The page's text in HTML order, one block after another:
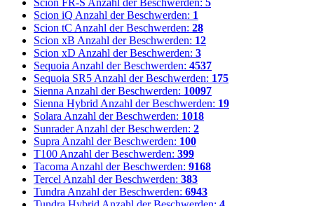
Scion FR-S Anzahl der Beschwerden: 5
Scion iQ Anzahl der Beschwerden: 1
Scion tC Anzahl der Beschwerden: 28
Scion xB Anzahl der Beschwerden: 12
Scion xD Anzahl der Beschwerden: 3
Sequoia Anzahl der Beschwerden: 4537
Sequoia SR5 Anzahl der Beschwerden: 175
Sienna Anzahl der Beschwerden: 10097
Sienna Hybrid Anzahl der Beschwerden: 19
Solara Anzahl der Beschwerden: 1018
Sunrader Anzahl der Beschwerden: 2
Supra Anzahl der Beschwerden: 100
T100 Anzahl der Beschwerden: 399
Tacoma Anzahl der Beschwerden: 9168
Tercel Anzahl der Beschwerden: 383
Tundra Anzahl der Beschwerden: 6943